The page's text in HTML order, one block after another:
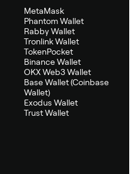
MetaMask
Phantom Wallet
Rabby Wallet
Tronlink Wallet
TokenPocket
Binance Wallet
OKX Web3 Wallet
Base Wallet (Coinbase
Wallet)
Exodus Wallet
Trust Wallet